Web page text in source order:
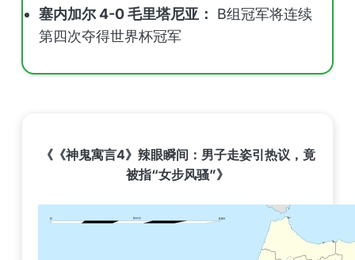
塞内加尔 4-0 毛里塔尼亚：
B组冠军将连续
第四次夺得世界杯冠军
《《神鬼寓言4》辣眼瞬间：男子走姿引热议，竟
被指“女步风骚”》